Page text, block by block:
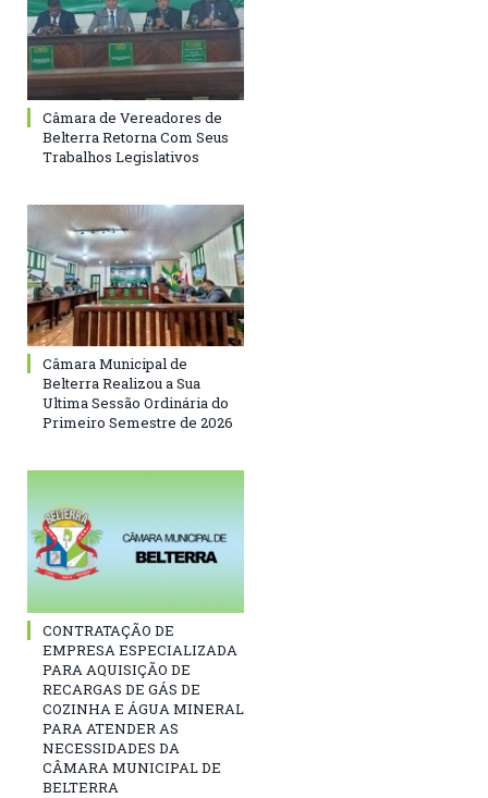
Câmara de Vereadores de
Belterra Retorna Com Seus
Trabalhos Legislativos
Câmara Municipal de
Belterra Realizou a Sua
Ultima Sessão Ordinária do
Primeiro Semestre de 2026
CONTRATAÇÃO DE
EMPRESA ESPECIALIZADA
PARA AQUISIÇÃO DE
RECARGAS DE GÁS DE
COZINHA E ÁGUA MINERAL
PARA ATENDER AS
NECESSIDADES DA
CÂMARA MUNICIPAL DE
BELTERRA